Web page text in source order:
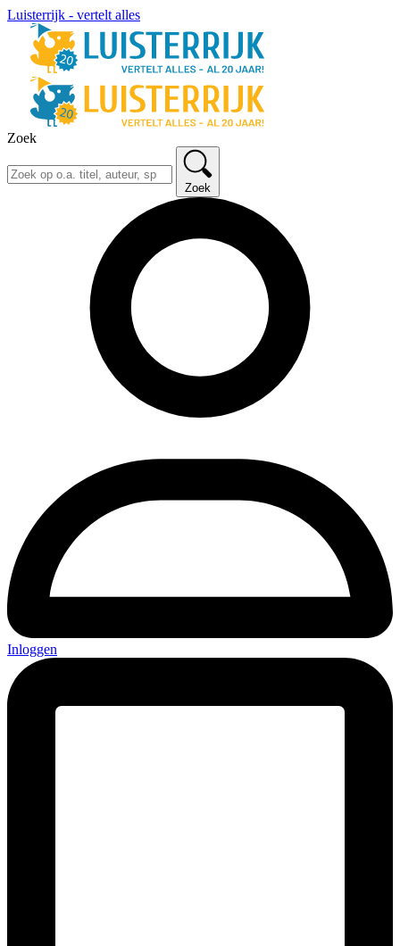
Luisterrijk - vertelt alles
Zoek
Zoek
Inloggen